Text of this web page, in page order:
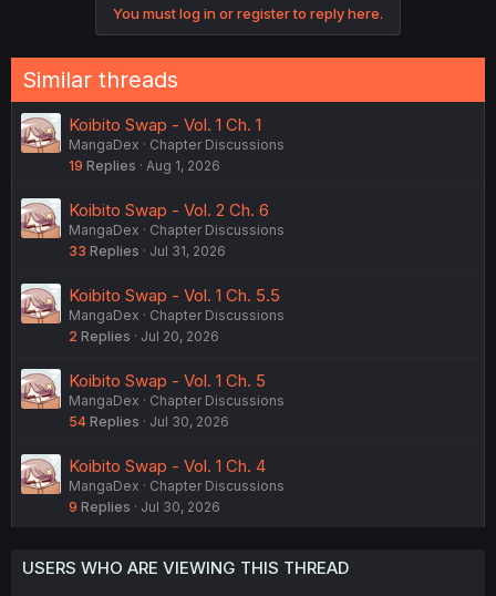
You must log in or register to reply here.
Similar threads
Koibito Swap - Vol. 1 Ch. 1
MangaDex
Chapter Discussions
19 Replies Aug 1, 2026
Koibito Swap - Vol. 2 Ch. 6
MangaDex
Chapter Discussions
33 Replies Jul 31, 2026
Koibito Swap - Vol. 1 Ch. 5.5
MangaDex
Chapter Discussions
2 Replies Jul 20, 2026
Koibito Swap - Vol. 1 Ch. 5
MangaDex
Chapter Discussions
54 Replies Jul 30, 2026
Koibito Swap - Vol. 1 Ch. 4
MangaDex
Chapter Discussions
9 Replies Jul 30, 2026
USERS WHO ARE VIEWING THIS THREAD